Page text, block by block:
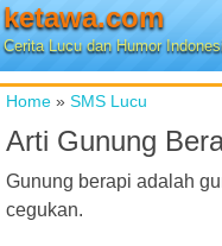
ketawa.com
Cerita Lucu dan Humor
Home » SMS Lucu
Arti Gunung
Gunung berapi adalah
cegukan.